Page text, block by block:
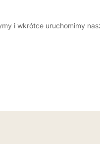
i wkrótce uruchomimy